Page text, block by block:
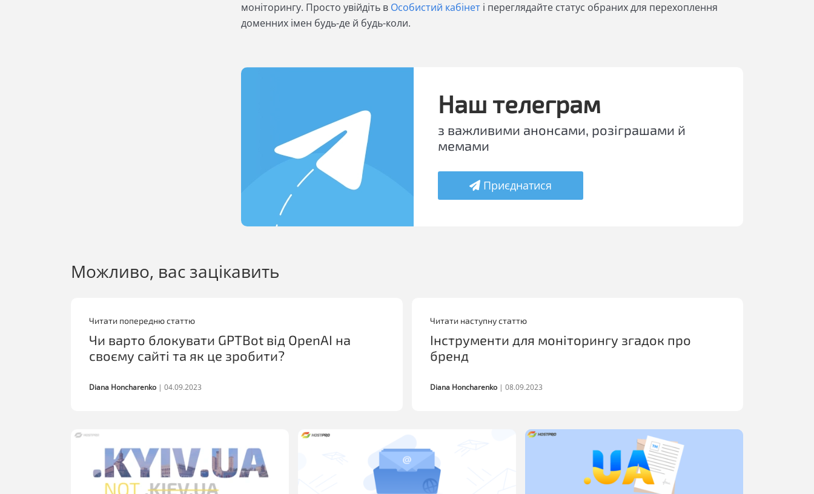
моніторингу. Просто увійдіть в Особистий кабінет і переглядайте статус обраних для перехоплення
доменних імен будь-де й будь-коли.
Наш телеграм
з важливими анонсами, розіграшами й
мемами
Приєднатися
Можливо, вас зацікавить
Читати попередню статтю
Чи варто блокувати GPTBot від OpenAI на
своєму сайті та як це зробити?
Diana Honcharenko | 04.09.2023
Читати наступну статтю
Інструменти для моніторингу згадок про
бренд
Diana Honcharenko| 08.09.2023